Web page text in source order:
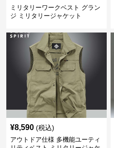
ミリタリーワークベスト グラン
ジ ミリタリージャケット
¥8,590 (税込)
アウトドア仕様 多機能ユーティ